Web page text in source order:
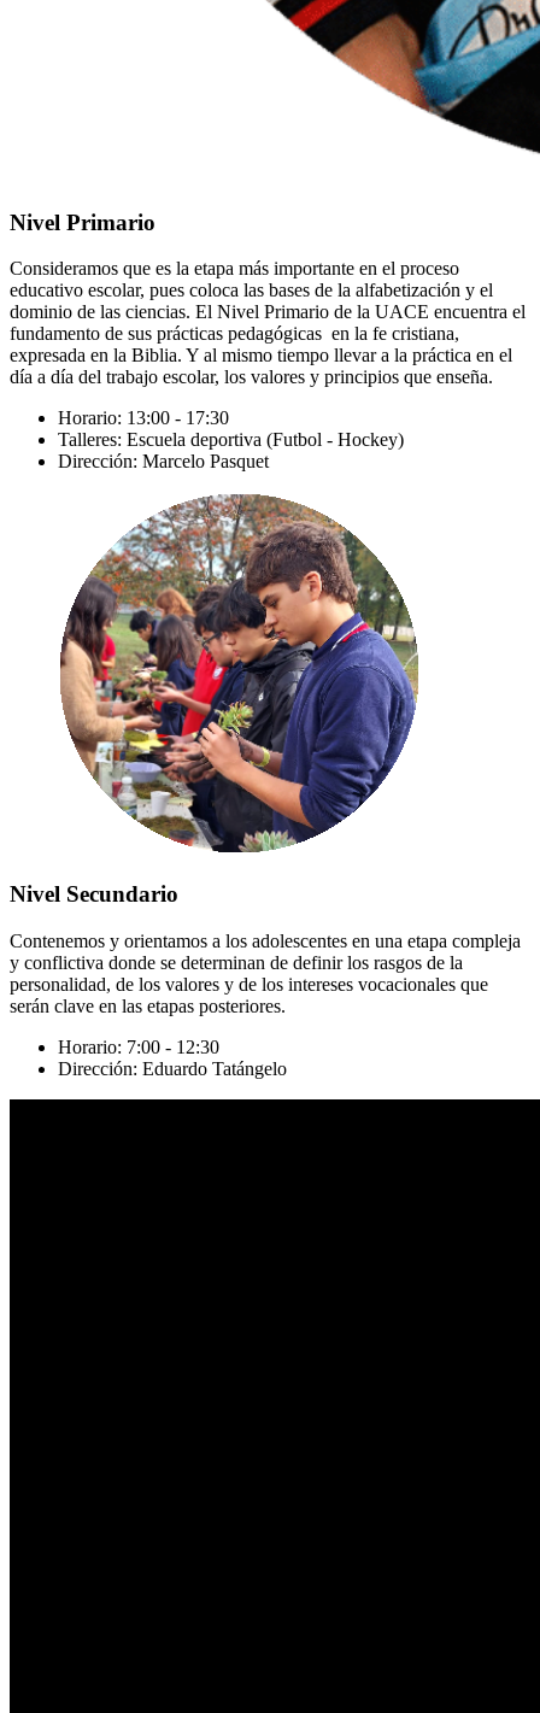
Nivel Primario
Consideramos que es la etapa más importante en el proceso
educativo escolar, pues coloca las bases de la alfabetización y el
dominio de las ciencias. El Nivel Primario de la UACE encuentra el
fundamento de sus prácticas pedagógicas en la fe cristiana,
expresada en la Biblia. Y al mismo tiempo llevar a la práctica en el
día a día del trabajo escolar, los valores y principios que enseña.
Horario: 13:00 - 17:30
Talleres: Escuela deportiva (Futbol - Hockey)
Dirección: Marcelo Pasquet
Nivel Secundario
Contenemos y orientamos a los adolescentes en una etapa compleja
y conflictiva donde se determinan de definir los rasgos de la
personalidad, de los valores y de los intereses vocacionales que
serán clave en las etapas posteriores.
Horario: 7:00 - 12:30
Dirección: Eduardo Tatángelo